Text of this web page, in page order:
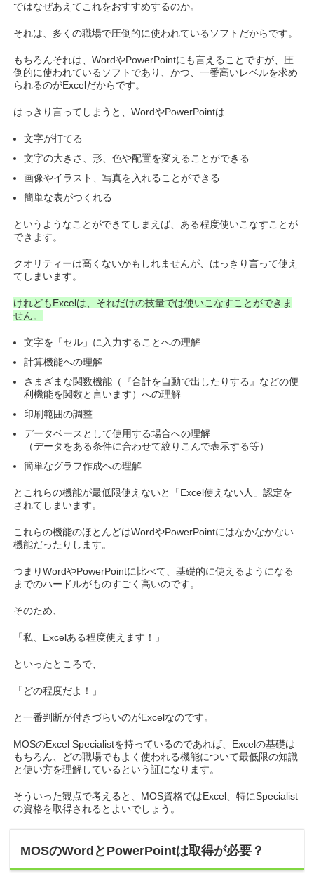
ではなぜあえてこれをおすすめするのか。
それは、多くの職場で圧倒的に使われているソフトだからです。
もちろんそれは、WordやPowerPointにも言えることですが、圧
倒的に使われているソフトであり、かつ、一番高いレベルを求め
られるのがExcelだからです。
はっきり言ってしまうと、WordやPowerPointは
文字が打てる
文字の大きさ、形、色や配置を変えることができる
画像やイラスト、写真を入れることができる
簡単な表がつくれる
というようなことができてしまえば、ある程度使いこなすことが
できます。
クオリティーは高くないかもしれませんが、はっきり言って使え
てしまいます。
けれどもExcelは、それだけの技量では使いこなすことができま
せん。
文字を「セル」に入力することへの理解
計算機能への理解
さまざまな関数機能（『合計を自動で出したりする』などの便
利機能を関数と言います）への理解
印刷範囲の調整
データベースとして使用する場合への理解
（データをある条件に合わせて絞りこんで表示する等）
簡単なグラフ作成への理解
とこれらの機能が最低限使えないと「Excel使えない人」認定を
されてしまいます。
これらの機能のほとんどはWordやPowerPointにはなかなかない
機能だったりします。
つまりWordやPowerPointに比べて、基礎的に使えるようになる
までのハードルがものすごく高いのです。
そのため、
「私、Excelある程度使えます！」
といったところで、
「どの程度だよ！」
と一番判断が付きづらいのがExcelなのです。
MOSのExcel Specialistを持っているのであれば、Excelの基礎は
もちろん、どの職場でもよく使われる機能について最低限の知識
と使い方を理解しているという証になります。
そういった観点で考えると、MOS資格ではExcel、特にSpecialist
の資格を取得されるとよいでしょう。
MOSのWordとPowerPointは取得が必要？